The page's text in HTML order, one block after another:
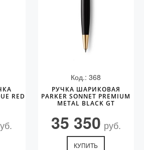
RED
Код.: 368
РУЧКА ШАРИКОВАЯ
PARKER SONNET PREMIUM
METAL BLACK GT
35 350 руб.
КУПИТЬ